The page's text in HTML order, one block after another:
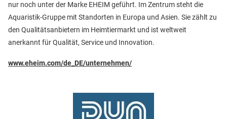
nur noch unter der Marke EHEIM geführt. Im Zentrum steht die
Aquaristik-Gruppe mit Standorten in Europa und Asien. Sie zählt zu
den Qualitätsanbietern im Heimtiermarkt und ist weltweit
anerkannt für Qualität, Service und Innovation.
www.eheim.com/de_DE/unternehmen/